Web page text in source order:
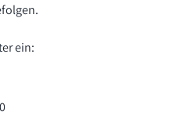
ein: